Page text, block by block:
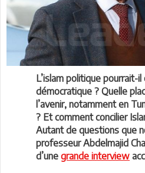
L’islam politique pourrait-
démocratique ? Quelle
l’avenir, notamment en
? Et comment concilier
Autant de questions que
professeur Abdelmajid
d’une grande interview